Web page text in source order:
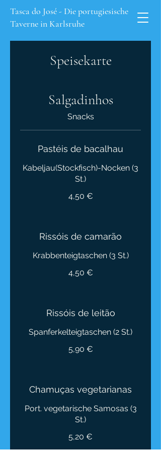
Tasca do José - Die portugiesische
Taverne in Karlsruhe
Speisekarte
Salgadinhos
Snacks
Pastéis de bacalhau
Kabeljau(Stockfisch)-Nocken (3
4,50 €
Rissóis de camarão
Krabbenteigtaschen (3 St.)
4,50 €
Rissóis de leitão
5,90 €
Chamuças vegetarianas
Port. vegetarische Samosas (3
5,20 €